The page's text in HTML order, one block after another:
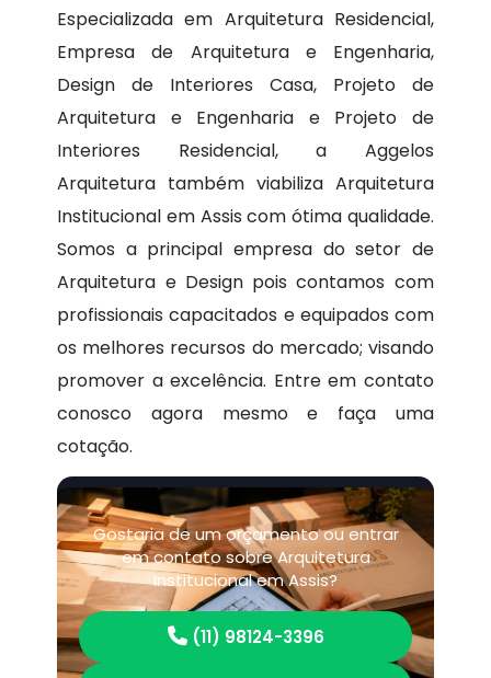
Especializada em Arquitetura Residencial,
Empresa de Arquitetura e Engenharia,
Design de Interiores Casa, Projeto de
Arquitetura e Engenharia e Projeto de
Interiores Residencial, a Aggelos
Arquitetura também viabiliza Arquitetura
Institucional em Assis com ótima qualidade.
Somos a principal empresa do setor de
Arquitetura e Design pois contamos com
profissionais capacitados e equipados com
os melhores recursos do mercado; visando
promover a excelência. Entre em contato
conosco agora mesmo e faça uma
cotação.
Gostaria de um orçamento ou entrar
em contato sobre Arquitetura
Institucional em Assis?
(11) 98124-3396